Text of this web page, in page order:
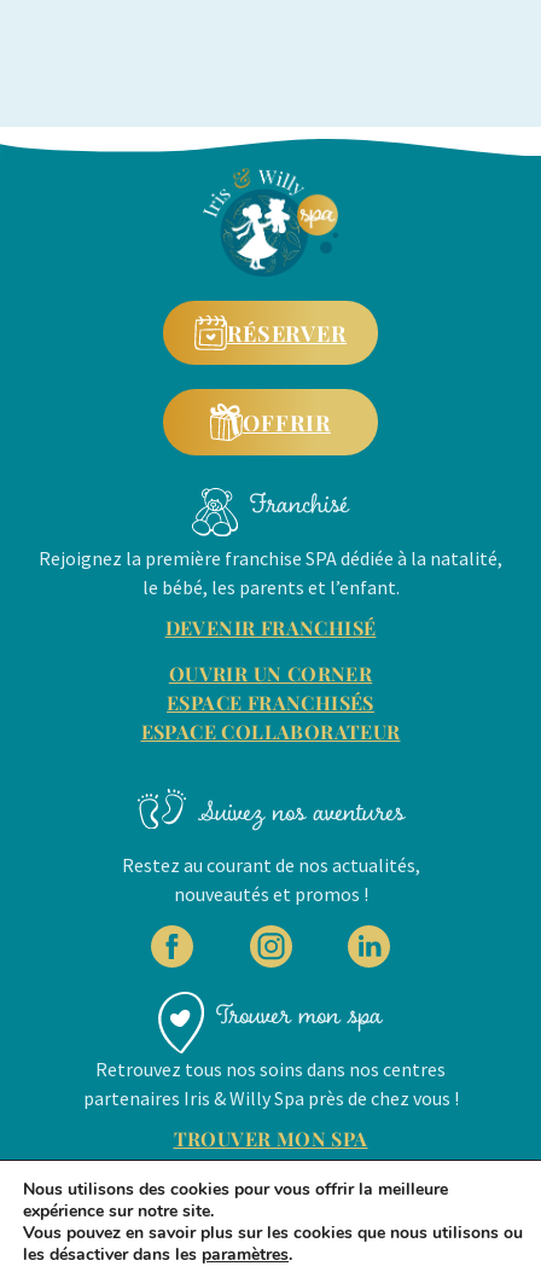
RÉSERVER
OFFRIR
Franchisé
Rejoignez la première franchise SPA dédiée à la natalité,
le bébé, les parents et l’enfant.
DEVENIR FRANCHISÉ
OUVRIR UN CORNER
ESPACE FRANCHISÉS
ESPACE COLLABORATEUR
Suivez nos aventures
Restez au courant de nos actualités,
nouveautés et promos !
Trouver mon spa
Retrouvez tous nos soins dans nos centres
partenaires Iris & Willy Spa près de chez vous !
TROUVER MON SPA
Mentions légales
Iris & Willy SPA © 2026
Nous utilisons des cookies pour vous offrir la meilleure
expérience sur notre site.
Vous pouvez en savoir plus sur les cookies que nous utilisons ou
les désactiver dans les paramètres.